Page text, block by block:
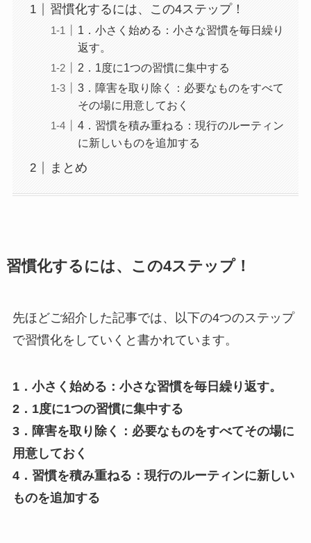
習慣化するには、この4ステップ！
1．小さく始める：小さな習慣を毎日繰り
返す。
2．1度に1つの習慣に集中する
3．障害を取り除く：必要なものをすべて
その場に用意しておく
4．習慣を積み重ねる：現行のルーティン
に新しいものを追加する
まとめ
習慣化するには、この4ステップ！
先ほどご紹介した記事では、以下の4つのステップ
で習慣化をしていくと書かれています。
1．小さく始める：小さな習慣を毎日繰り返す。
2．1度に1つの習慣に集中する
3．障害を取り除く：必要なものをすべてその場に
用意しておく
4．習慣を積み重ねる：現行のルーティンに新しい
ものを追加する